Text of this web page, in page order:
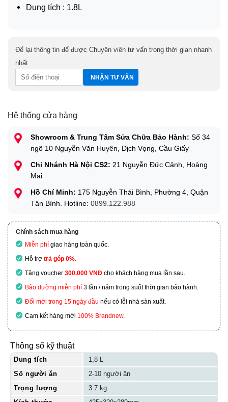
Dung tích : 1.8L
Để lại thông tin để được Chuyên viên tư vấn trong thời gian nhanh
nhất
Hệ thống cửa hàng
Showroom & Trung Tâm Sửa Chữa Bảo Hành: Số 34
ngõ 10 Nguyễn Văn Huyên, Dịch Vọng, Cầu Giấy
Chi Nhánh Hà Nội CS2: 21 Nguyễn Đức Cảnh, Hoàng
Mai
Hồ Chí Minh: 175 Nguyễn Thái Bình, Phường 4, Quận
Tân Bình. Hotline: 0899.122.988
Chính sách mua hàng
Miễn phí giao hàng toàn quốc.
Hỗ trợ trả góp 0%.
Tặng voucher 300.000 VNĐ cho khách hàng mua lần sau.
Bảo dưỡng miễn phí 3 lần / năm trong suốt thời gian bảo hành.
Đổi mới trong 15 ngày đầu nếu có lỗi nhà sản xuất.
Cam kết hàng mới 100% Brandnew.
Thông số kỹ thuật
Dung tích
1,8 L
Số người ăn
2-10 người ăn
Trọng lượng
3.7 kg